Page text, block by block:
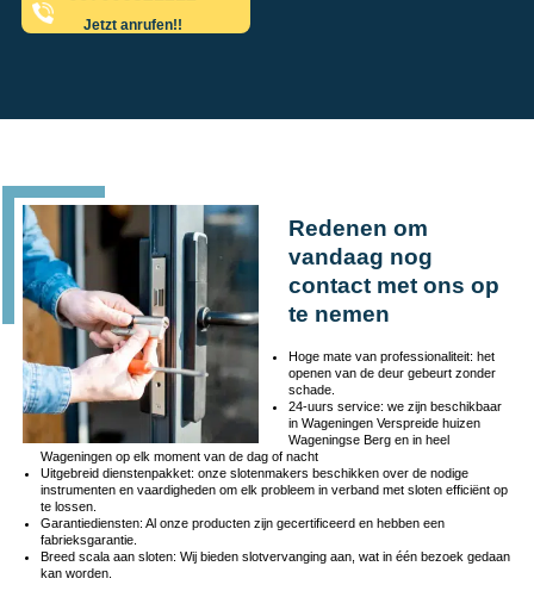
Jetzt anrufen!!
Redenen om
vandaag nog
contact met ons op
te nemen
Hoge mate van professionaliteit: het
openen van de deur gebeurt zonder
schade.
24-uurs service: we zijn beschikbaar
in Wageningen Verspreide huizen
Wageningse Berg en in heel
Wageningen op elk moment van de dag of nacht
Uitgebreid dienstenpakket: onze slotenmakers beschikken over de nodige
instrumenten en vaardigheden om elk probleem in verband met sloten efficiënt op
te lossen.
Garantiediensten: Al onze producten zijn gecertificeerd en hebben een
fabrieksgarantie.
Breed scala aan sloten: Wij bieden slotvervanging aan, wat in één bezoek gedaan
kan worden.